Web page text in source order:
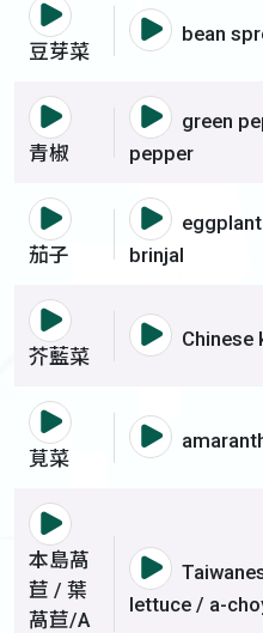
語音撥放詞彙 豆
豆芽菜
語音撥
bean
語音撥放詞彙 青
青椒
語音撥
green
pepper
語音撥放詞彙 茄
茄子
語音撥
brinjal
語音撥放詞彙 芥
芥藍菜
語音撥
Chinese
語音撥放詞彙 莧菜
莧菜
語音撥
語音撥放詞彙 本
本島萵
苣 / 葉
萵苣/A
語音撥
lettuce / a-